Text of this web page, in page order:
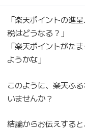
「楽天ポイントの進
税はどうなる？」
「楽天ポイントがた
ようかな」
このように、楽天ふ
いませんか？
結論からお伝えする